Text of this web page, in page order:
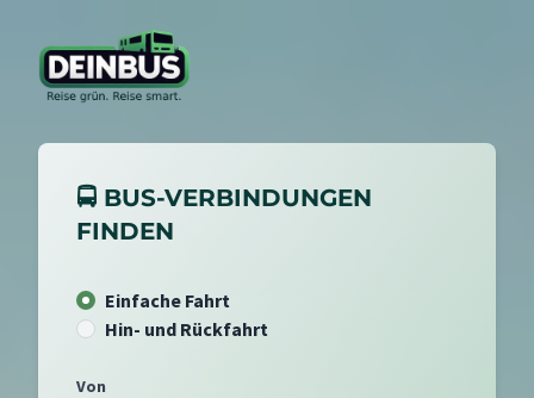
🚍 BUS-VERBINDUNGEN
FINDEN
Einfache Fahrt
Hin- und Rückfahrt
Von